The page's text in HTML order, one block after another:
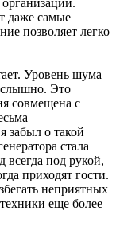
даже самые
позволяет легко
Уровень шума
слышно. Это
совмещена с
забыл о такой
стала
всегда под рукой,
приходят гости.
неприятных
еще более